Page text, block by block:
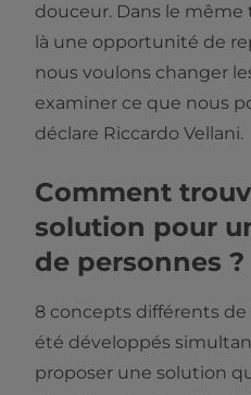
douceur. Dans le même
là une opportunité de
nous voulons changer
examiner ce que nous
déclare Riccardo Vellani.
Comment
solution pour
de personnes ?
8 concepts différents
été développés
proposer une solution